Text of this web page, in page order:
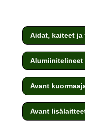
Aidat, kaiteet
Alumiinitelineet
Avant
Avant